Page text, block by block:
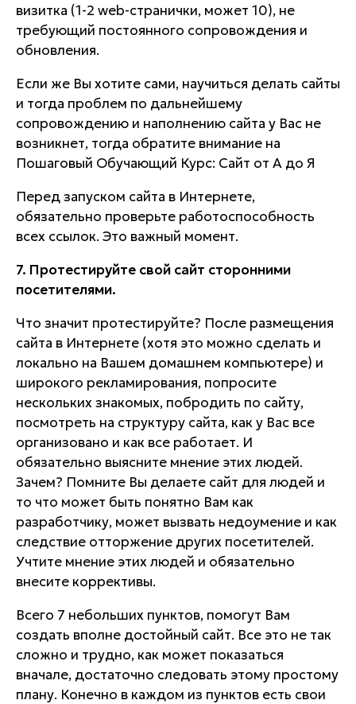
визитка (1-2 web-странички, может 10), не
требующий постоянного сопровождения и
обновления.
Если же Вы хотите сами, научиться делать сайты
и тогда проблем по дальнейшему
сопровождению и наполнению сайта у Вас не
возникнет, тогда обратите внимание на
Пошаговый Обучающий Курс: Сайт от А до Я
Перед запуском сайта в Интернете,
обязательно проверьте работоспособность
всех ссылок. Это важный момент.
7. Протестируйте свой сайт сторонними
посетителями.
Что значит протестируйте? После размещения
сайта в Интернете (хотя это можно сделать и
локально на Вашем домашнем компьютере) и
широкого рекламирования, попросите
нескольких знакомых, побродить по сайту,
посмотреть на структуру сайта, как у Вас все
организовано и как все работает. И
обязательно выясните мнение этих людей.
Зачем? Помните Вы делаете сайт для людей и
то что может быть понятно Вам как
разработчику, может вызвать недоумение и как
следствие отторжение других посетителей.
Учтите мнение этих людей и обязательно
внесите коррективы.
Всего 7 небольших пунктов, помогут Вам
создать вполне достойный сайт. Все это не так
сложно и трудно, как может показаться
вначале, достаточно следовать этому простому
плану. Конечно в каждом из пунктов есть свои